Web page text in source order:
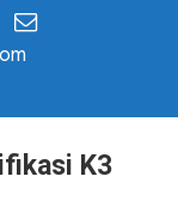
K3